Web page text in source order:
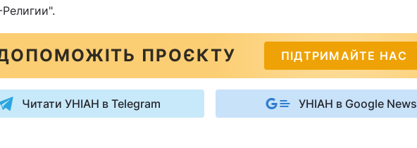
ПРОЄКТУ ПІДТРИМАЙТЕ НАС
Читати УНІАН в Telegram УНІАН в Google News